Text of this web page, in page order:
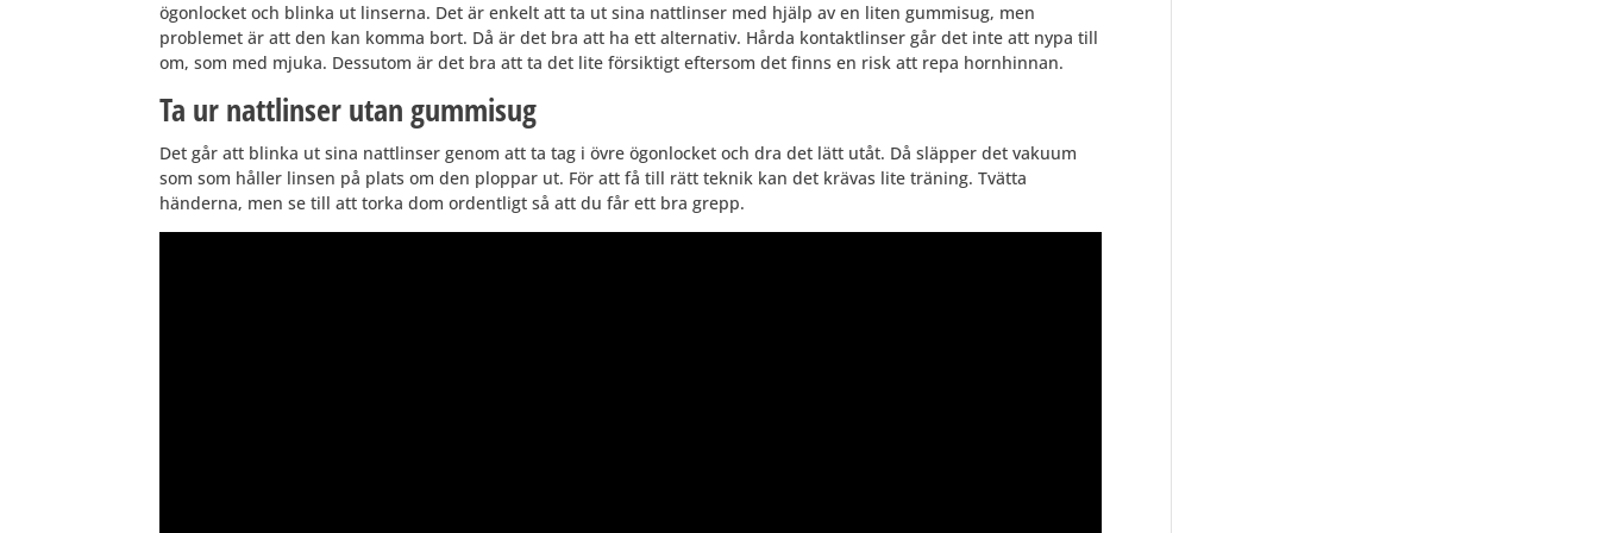
ögonlocket och blinka ut linserna. Det är enkelt att ta ut sina nattlinser med hjälp av en liten gummisug, men
problemet är att den kan komma bort. Då är det bra att ha ett alternativ. Hårda kontaktlinser går det inte att nypa till
om, som med mjuka. Dessutom är det bra att ta det lite försiktigt eftersom det finns en risk att repa hornhinnan.
Ta ur nattlinser utan gummisug
Det går att blinka ut sina nattlinser genom att ta tag i övre ögonlocket och dra det lätt utåt. Då släpper det vakuum
som som håller linsen på plats om den ploppar ut. För att få till rätt teknik kan det krävas lite träning. Tvätta
händerna, men se till att torka dom ordentligt så att du får ett bra grepp.